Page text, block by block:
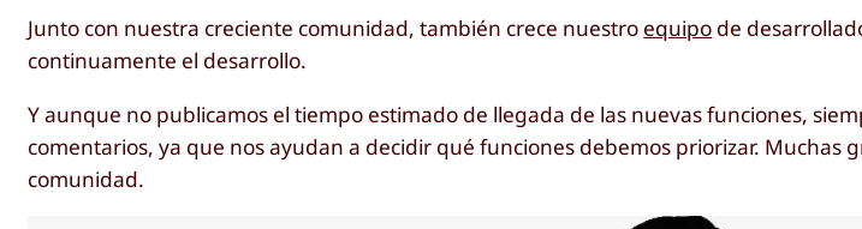
Junto con nuestra creciente comunidad, también crece nuestro equipo de
continuamente el desarrollo.
Y aunque no publicamos el tiempo estimado de llegada de las nuevas funciones,
comentarios, ya que nos ayudan a decidir qué funciones debemos priorizar. Muchas
comunidad.